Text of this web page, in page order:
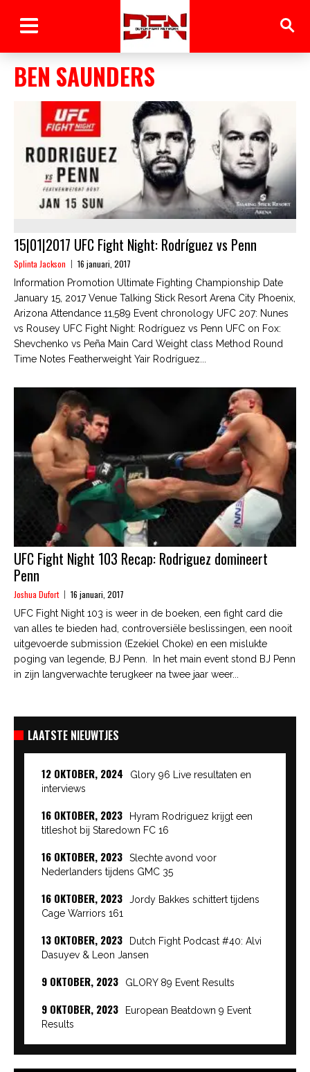
BEN SAUNDERS
15|01|2017 UFC Fight Night: Rodríguez vs Penn
Splinta Jackson 16 januari, 2017
Information Promotion Ultimate Fighting Championship Date
January 15, 2017 Venue Talking Stick Resort Arena City Phoenix,
Arizona Attendance 11,589 Event chronology UFC 207: Nunes
vs Rousey UFC Fight Night: Rodríguez vs Penn UFC on Fox:
Shevchenko vs Peña Main Card Weight class Method Round
Time Notes Featherweight Yair Rodríguez...
UFC Fight Night 103 Recap: Rodriguez domineert
Penn
Joshua Dufort 16 januari, 2017
UFC Fight Night 103 is weer in de boeken, een fight card die
van alles te bieden had, controversiële beslissingen, een nooit
uitgevoerde submission (Ezekiel Choke) en een mislukte
poging van legende, BJ Penn. In het main event stond BJ Penn
in zijn langverwachte terugkeer na twee jaar weer...
LAATSTE NIEUWTJES
12 OKTOBER, 2024
Glory 96 Live resultaten en
interviews
16 OKTOBER, 2023
Hyram Rodriguez krijgt een
titleshot bij Staredown FC 16
16 OKTOBER, 2023
Slechte avond voor
Nederlanders tijdens GMC 35
16 OKTOBER, 2023
Jordy Bakkes schittert tijdens
Cage Warriors 161
13 OKTOBER, 2023
Dutch Fight Podcast #40: Alvi
Dasuyev & Leon Jansen
9 OKTOBER, 2023 GLORY 89 Event Results
9 OKTOBER, 2023
European Beatdown 9 Event
Results